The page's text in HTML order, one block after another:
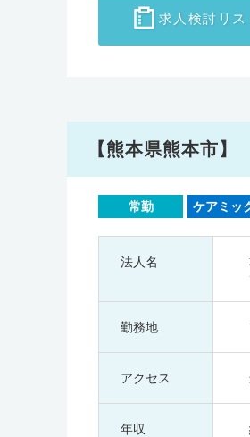
求人検討 リ
【熊本県熊本市
常勤 ケアミッ
法人名
勤務地
アクセス
年収